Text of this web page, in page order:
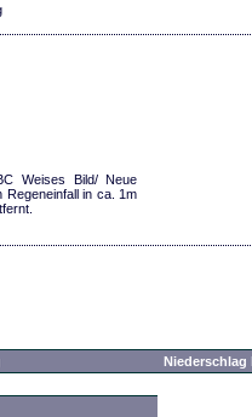
Weises Bild/ Neue
Regeneinfall in ca. 1m